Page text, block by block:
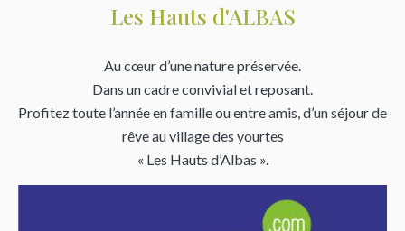
Les Hauts d'ALBAS
Au cœur d’une nature préservée.
Dans un cadre convivial et reposant.
Profitez toute l’année en famille ou entre amis, d’un séjour de
rêve au village des yourtes
« Les Hauts d’Albas ».